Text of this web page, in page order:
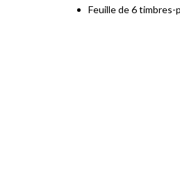
Feuille de 6